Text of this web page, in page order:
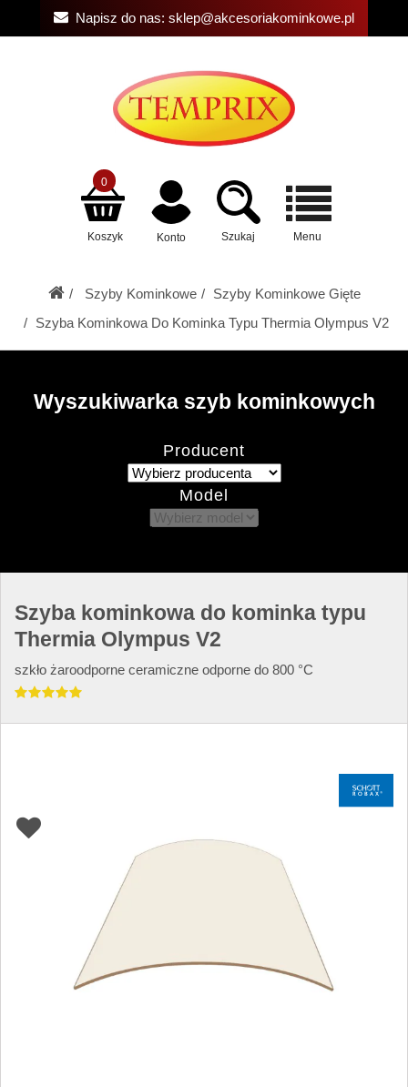
Napisz do nas: sklep@akcesoriakominkowe.pl
Koszyk
0
Konto Szukaj Menu
Szyby Kominkowe
Szyby Kominkowe Gięte
Szyba Kominkowa Do Kominka Typu Thermia Olympus V2
Wyszukiwarka szyb kominkowych
Producent
Model
Szyba kominkowa do kominka typu
Thermia Olympus V2
szkło żaroodporne ceramiczne odporne do 800 °C